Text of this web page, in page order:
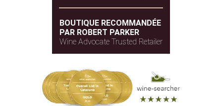
BOUTIQUE RECOMMANDÉE
PAR ROBERT PARKER
Wine Advocate Trusted Retailer